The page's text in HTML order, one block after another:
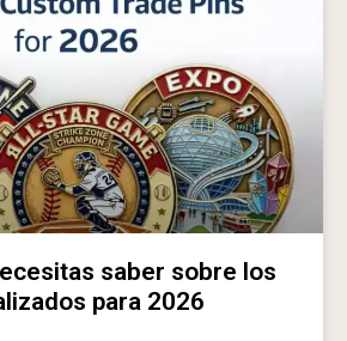
saber sobre los
para 2026